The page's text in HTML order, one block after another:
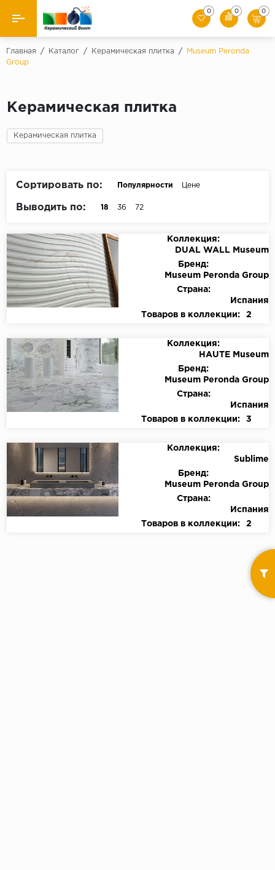
Назад
Керамическая плитка
Керамогранит
Искусственный камень
0 0 0
Главная / Каталог / Керамическая плитка /
Museum Peronda
Group
Керамическая плитка
Керамическая плитка
Сортировать по: Популярности Цене
Выводить по: 18 36 72
Коллекция:
DUAL WALL Museum
Бренд:
Museum Peronda Group
Страна:
Испания
Товаров в коллекции:
2
Коллекция:
HAUTE Museum
Бренд:
Museum Peronda Group
Страна:
Испания
Товаров в коллекции:
3
Коллекция:
Sublime
Бренд:
Museum Peronda Group
Страна:
Испания
Товаров в коллекции:
2